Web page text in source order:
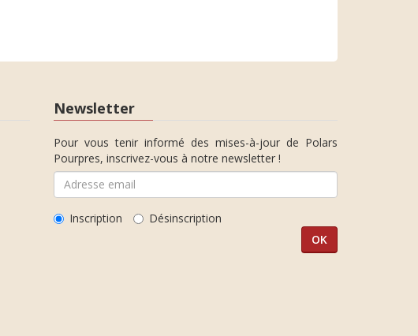
Newsletter
Pour vous tenir informé des mises-à-jour de Polars
Pourpres, inscrivez-vous à notre newsletter !
Inscription Désinscription